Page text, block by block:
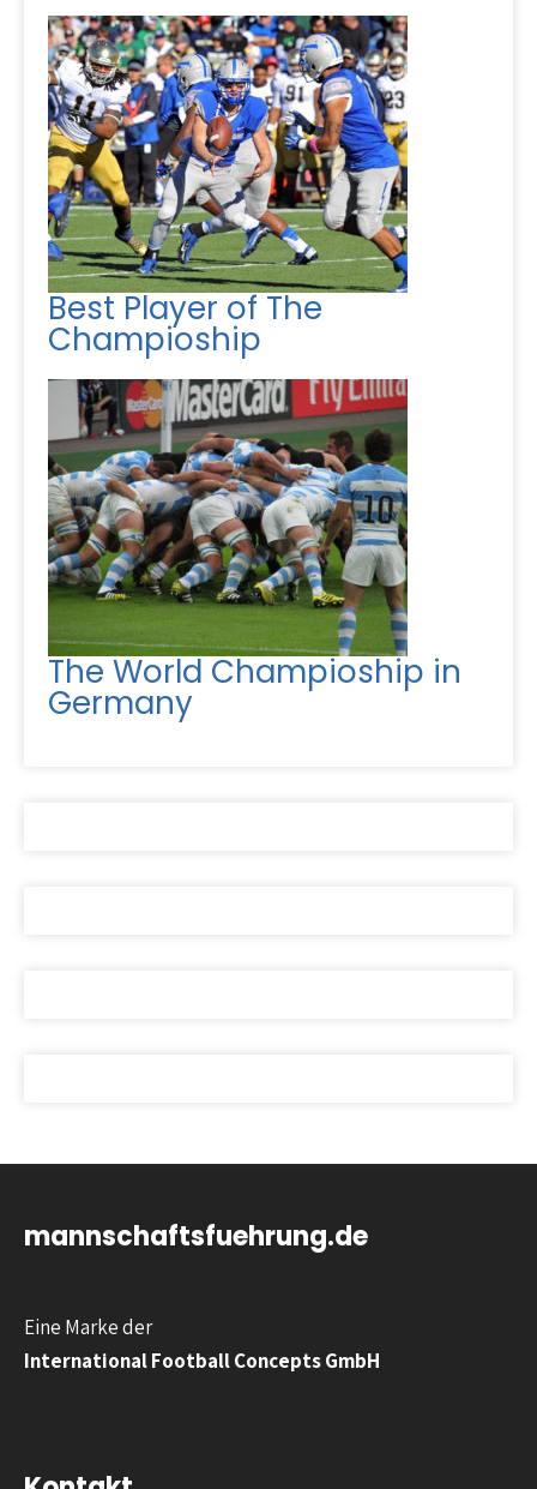
Best Player of The
Champioship
The World Champioship in
Germany
mannschaftsfuehrung.de
Eine Marke der
International Football Concepts GmbH